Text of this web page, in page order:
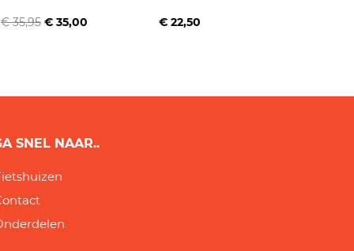
€ 35,95 € 35,00 € 22,50
SNEL NAAR..